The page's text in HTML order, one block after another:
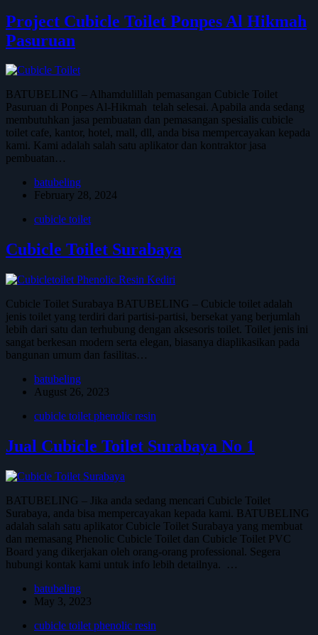
Project Cubicle Toilet Ponpes Al Hikmah
Pasuruan
BATUBELING – Alhamdulillah pemasangan Cubicle Toilet
Pasuruan di Ponpes Al-Hikmah telah selesai. Apabila anda sedang
membutuhkan jasa pembuatan dan pemasangan spesialis cubicle
toilet cafe, kantor, hotel, mall, dll, anda bisa mempercayakan kepada
kami. Kami adalah salah satu aplikator dan kontraktor jasa
pembuatan…
batubeling
February 28, 2024
cubicle toilet
Cubicle Toilet Surabaya
Cubicle Toilet Surabaya BATUBELING – Cubicle toilet adalah
jenis toilet yang terdiri dari partisi-partisi, bersekat yang berjumlah
lebih dari satu dan terhubung dengan aksesoris toilet. Toilet jenis ini
sangat berkesan modern serta elegan, biasanya diaplikasikan pada
bangunan umum dan fasilitas…
batubeling
August 26, 2023
cubicle toilet phenolic resin
Jual Cubicle Toilet Surabaya No 1
BATUBELING – Jika anda sedang mencari Cubicle Toilet
Surabaya, anda bisa mempercayakan kepada kami. BATUBELING
adalah salah satu aplikator Cubicle Toilet Surabaya yang membuat
dan memasang Phenolic Cubicle Toilet dan Cubicle Toilet PVC
Board yang dikerjakan oleh orang-orang professional. Segera
hubungi kontak kami untuk info lebih detailnya. …
batubeling
May 3, 2023
cubicle toilet phenolic resin